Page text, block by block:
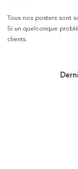
Tous nos posters sont
Si un quelconque
clients.